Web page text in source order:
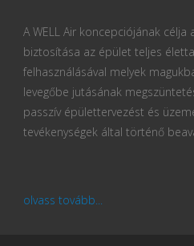
A WELL Air koncepciójának
biztosítása az épület teljes
felhasználásával melyek
levegőbe jutásának
passzív épülettervezést és
tevékenységek által történő
olvass tovább...